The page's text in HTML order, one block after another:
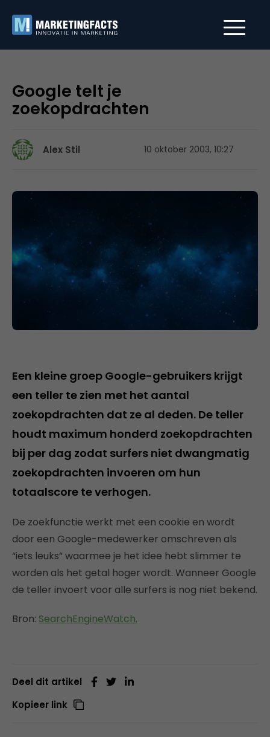
Google telt je
zoekopdrachten
Alex Stil 10 oktober 2003, 10:27
Een kleine groep Google-gebruikers krijgt
een teller te zien met het aantal
zoekopdrachten dat ze al deden. De teller
houdt maximum honderd zoekopdrachten
bij per dag zodat surfers niet dwangmatig
zoekopdrachten invoeren om hun
totaalscore te verhogen.
De zoekfunctie werkt met een cookie en wordt
door een Google-medewerker omschreven als
“iets leuks” waarmee je het idee hebt slimmer te
worden als het getal hoger wordt. Wanneer Google
de teller invoert voor alle surfers is nog niet bekend.
Bron: SearchEngineWatch.
Deel dit artikel
Kopieer link